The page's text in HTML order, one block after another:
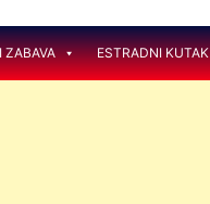
ZABAVA ESTRADNI KUTAK